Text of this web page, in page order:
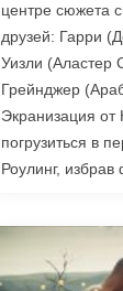
центре сюжета
друзей: Гарри
Уизли (Аластер
Грейнджер
Экранизация от
погрузиться в
Роулинг,
повествования,